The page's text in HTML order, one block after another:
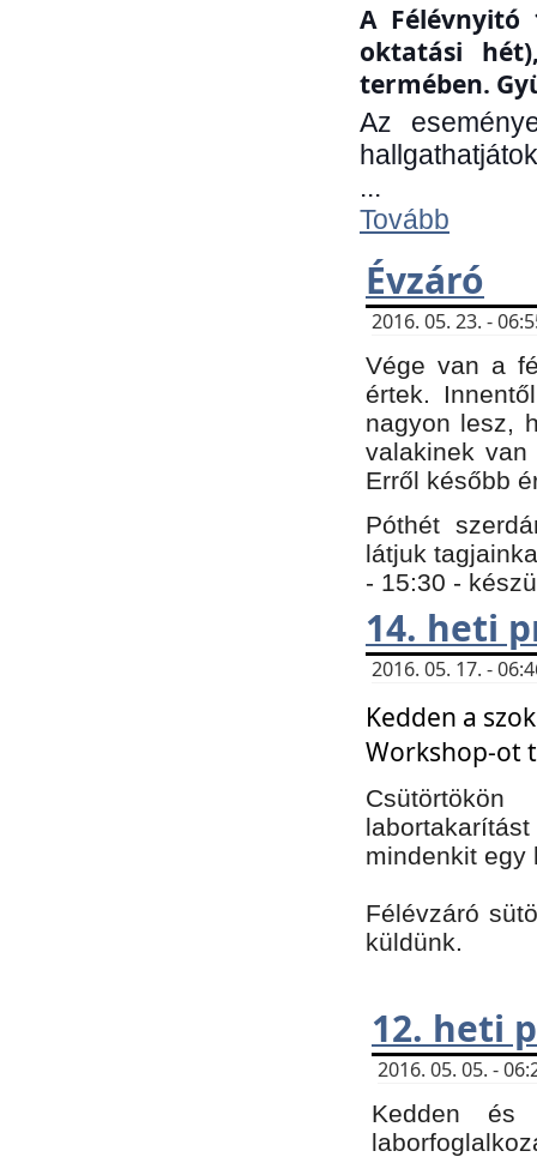
A Félévnyitó
oktatási
termében.
Az
...
Tovább
Évzáró
2016. 05. 23. -
Vége van a
értek.
nagyon lesz,
valakinek
Erről később
Póthét
látjuk
- 15:30 -
14. heti
2016. 05. 17. -
Kedden a
Workshop-ot
mindenkit
Félévzáró
küldünk.
12. heti
2016. 05. 05. -
Kedden és